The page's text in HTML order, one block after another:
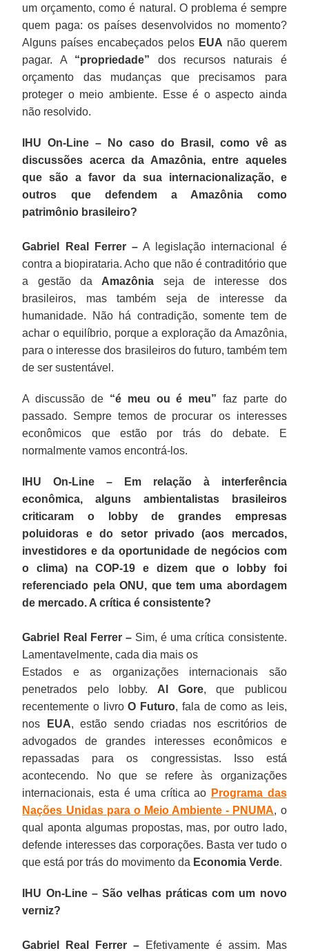
um orçamento, como é natural. O problema é sempre
quem paga: os países desenvolvidos no momento?
Alguns países encabeçados pelos EUA não querem
pagar. A “propriedade” dos recursos naturais é
orçamento das mudanças que precisamos para
proteger o meio ambiente. Esse é o aspecto ainda
não resolvido.
IHU On-Line – No caso do Brasil, como vê as
discussões acerca da Amazônia, entre aqueles
que são a favor da sua internacionalização, e
outros que defendem a Amazônia como
patrimônio brasileiro?
Gabriel Real Ferrer –A legislação internacional é
contra a biopirataria. Acho que não é contraditório que
a gestão da Amazônia seja de interesse dos
brasileiros, mas também seja de interesse da
humanidade. Não há contradição, somente tem de
achar o equilíbrio, porque a exploração da Amazônia,
para o interesse dos brasileiros do futuro, também tem
de ser sustentável.
A discussão de “é meu ou é meu” faz parte do
passado. Sempre temos de procurar os interesses
econômicos que estão por trás do debate. E
normalmente vamos encontrá-los.
IHU On-Line – Em relação à interferência
econômica, alguns ambientalistas brasileiros
criticaram o lobby de grandes empresas
poluidoras e do setor privado (aos mercados,
investidores e da oportunidade de negócios com
o clima) na COP-19 e dizem que o lobby foi
referenciado pela ONU, que tem uma abordagem
de mercado. A crítica é consistente?
Gabriel Real Ferrer –Sim, é uma crítica consistente.
Lamentavelmente, cada dia mais os
Estados e as organizações internacionais são
penetrados pelo lobby. Al Gore, que publicou
recentemente o livroO Futuro, fala de como as leis,
nos
EUA, estão sendo criadas nos escritórios de
advogados de grandes interesses econômicos e
repassadas para os congressistas. Isso está
acontecendo. No que se refere às organizações
internacionais, esta é uma crítica ao Programa das
Nações Unidas para o Meio Ambiente - PNUMA, o
qual aponta algumas propostas, mas, por outro lado,
defende interesses das corporações. Basta ver tudo o
que está por trás do movimento da Economia Verde.
IHU On-Line – São velhas práticas com um novo
verniz?
Gabriel Real Ferrer – Efetivamente é assim. Mas